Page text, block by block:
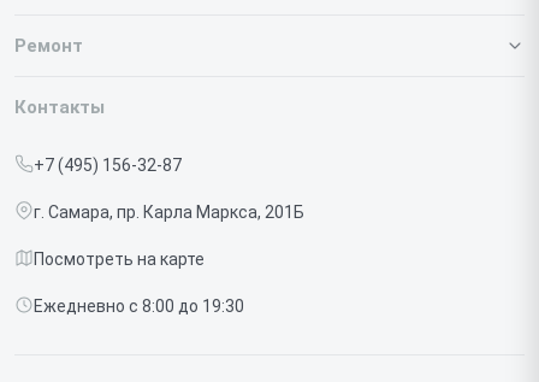
О нашем сервисе
Срочный ремонт
Доставка и способы оплаты
Диагностика
Контакты
Ремонт
Iphone
Контакты
+7 (495) 156-32-87
г. Самара, пр. Карла Маркса, 201Б
Посмотреть на карте
Ежедневно с 8:00 до 19:30